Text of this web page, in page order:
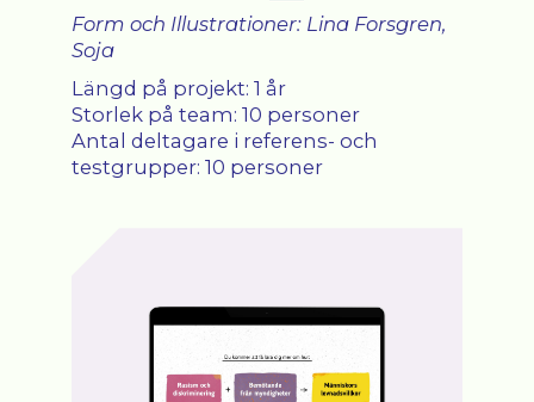
Form och Illustrationer: Lina Forsgren,
Soja
Längd på projekt: 1 år
Storlek på team: 10 personer
Antal deltagare i referens- och
testgrupper: 10 personer